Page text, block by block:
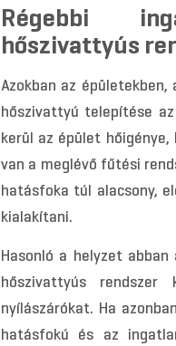
Régebbi
hőszivattyús
Azokban az
hőszivattyú telepítése
kerül az épület
van a meglévő fűtési
hatásfoka túl alacsony,
kialakítani.
Hasonló a helyzet
hőszivattyús
nyílászárókat. Ha
hatásfokú és az